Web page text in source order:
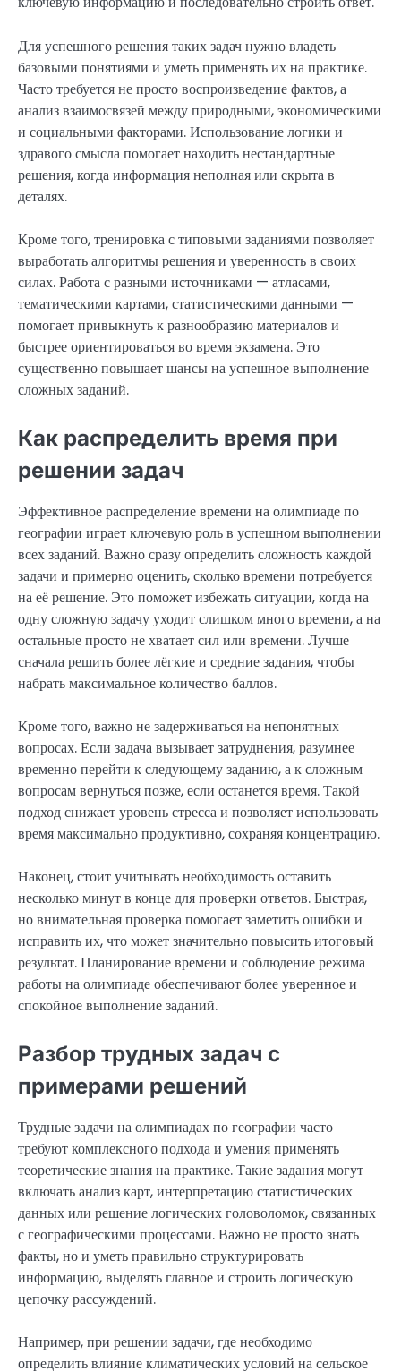
Для успешного решения таких задач нужно владеть
базовыми понятиями и уметь применять их на практике.
Часто требуется не просто воспроизведение фактов, а
анализ взаимосвязей между природными, экономическими
и социальными факторами. Использование логики и
здравого смысла помогает находить нестандартные
решения, когда информация неполная или скрыта в
деталях.
Кроме того, тренировка с типовыми заданиями позволяет
выработать алгоритмы решения и уверенность в своих
силах. Работа с разными источниками — атласами,
тематическими картами, статистическими данными —
помогает привыкнуть к разнообразию материалов и
быстрее ориентироваться во время экзамена. Это
существенно повышает шансы на успешное выполнение
сложных заданий.
Как распределить время при
решении задач
Эффективное распределение времени на олимпиаде по
географии играет ключевую роль в успешном выполнении
всех заданий. Важно сразу определить сложность каждой
задачи и примерно оценить, сколько времени потребуется
на её решение. Это поможет избежать ситуации, когда на
одну сложную задачу уходит слишком много времени, а на
остальные просто не хватает сил или времени. Лучше
сначала решить более лёгкие и средние задания, чтобы
набрать максимальное количество баллов.
Кроме того, важно не задерживаться на непонятных
вопросах. Если задача вызывает затруднения, разумнее
временно перейти к следующему заданию, а к сложным
вопросам вернуться позже, если останется время. Такой
подход снижает уровень стресса и позволяет использовать
время максимально продуктивно, сохраняя концентрацию.
Наконец, стоит учитывать необходимость оставить
несколько минут в конце для проверки ответов. Быстрая,
но внимательная проверка помогает заметить ошибки и
исправить их, что может значительно повысить итоговый
результат. Планирование времени и соблюдение режима
работы на олимпиаде обеспечивают более уверенное и
спокойное выполнение заданий.
Разбор трудных задач с
примерами решений
Трудные задачи на олимпиадах по географии часто
требуют комплексного подхода и умения применять
теоретические знания на практике. Такие задания могут
включать анализ карт, интерпретацию статистических
данных или решение логических головоломок, связанных
с географическими процессами. Важно не просто знать
факты, но и уметь правильно структурировать
информацию, выделять главное и строить логическую
цепочку рассуждений.
Например, при решении задачи, где необходимо
определить влияние климатических условий на сельское